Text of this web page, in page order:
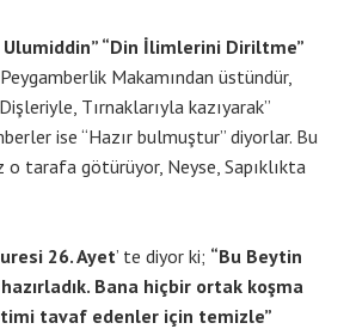
Ulumiddin” “Din İlimlerini Diriltme”
Makamından üstündür,
Tırnaklarıyla kazıyarak”
ise “Hazır bulmuştur” diyorlar. Bu
o tarafa götürüyor, Neyse, Sapıklıkta
26. Ayet’ te diyor ki; “Bu Beytin
Bana hiçbir ortak koşma
tavaf edenler için temizle”